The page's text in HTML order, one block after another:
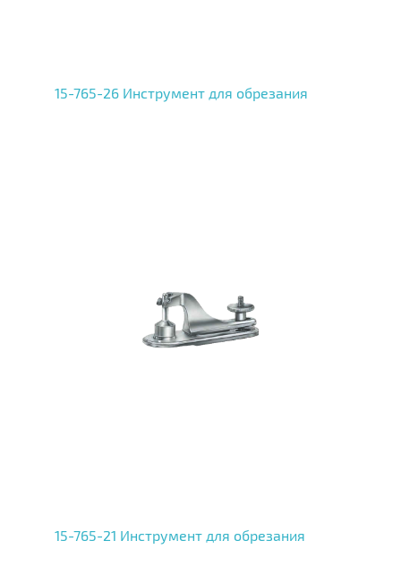
15-765-26 Инструмент для обрезания
15-765-21 Инструмент для обрезания